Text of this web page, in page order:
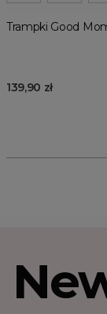
Trampki Good
139,90 zł